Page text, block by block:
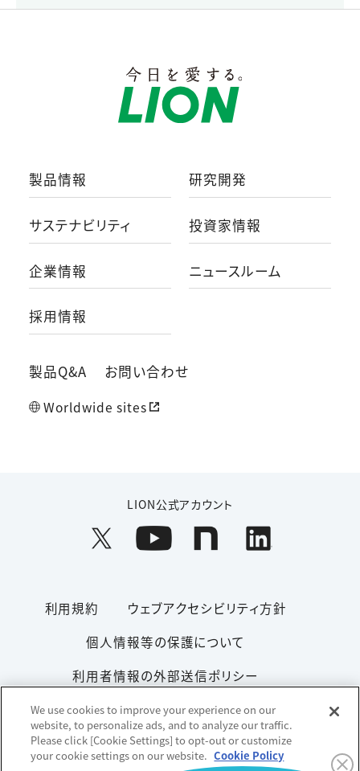
製品情報 研究開発
サステナビリティ 投資家情報
企業情報 ニュースルーム
採用情報
製品Q&A お問い合わせ
Worldwide sites
LION公式アカウント
利用規約
ウェブアクセシビリティ方針
個人情報等の保護について
利用者情報の外部送信ポリシー
ソーシャルメディアポリシー
サイトマップ
Copyright© 1996-2026 Lion Corporation. All rights reserved.
We use cookies to improve your experience on our
website, to personalize ads, and to analyze our traffic.
Please click [Cookie Settings] to opt-out or customize
your cookie settings on our website. Cookie Policy